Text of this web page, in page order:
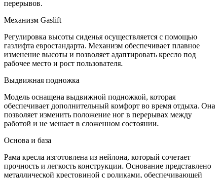
перерывов.
Механизм Gaslift
Регулировка высоты сиденья осуществляется с помощью
газлифта евростандарта. Механизм обеспечивает плавное
изменение высоты и позволяет адаптировать кресло под
рабочее место и рост пользователя.
Выдвижная подножка
Модель оснащена выдвижной подножкой, которая
обеспечивает дополнительный комфорт во время отдыха. Она
позволяет изменить положение ног в перерывах между
работой и не мешает в сложенном состоянии.
Основа и база
Рама кресла изготовлена из нейлона, который сочетает
прочность и легкость конструкции. Основание представлено
металлической крестовиной с роликами, обеспечивающей